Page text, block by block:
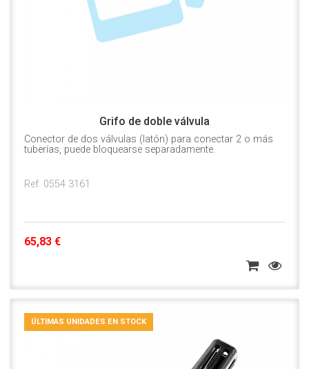
Grifo de doble válvula
Conector de dos válvulas (latón) para conectar 2 o más
tuberías, puede bloquearse separadamente.
Ref. 0554 3161
65,83 €
ÚLTIMAS UNIDADES EN STOCK